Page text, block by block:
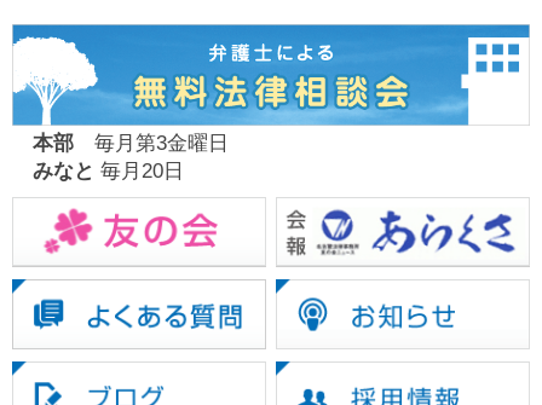
本部毎月第3金曜日
みなと 毎月20日